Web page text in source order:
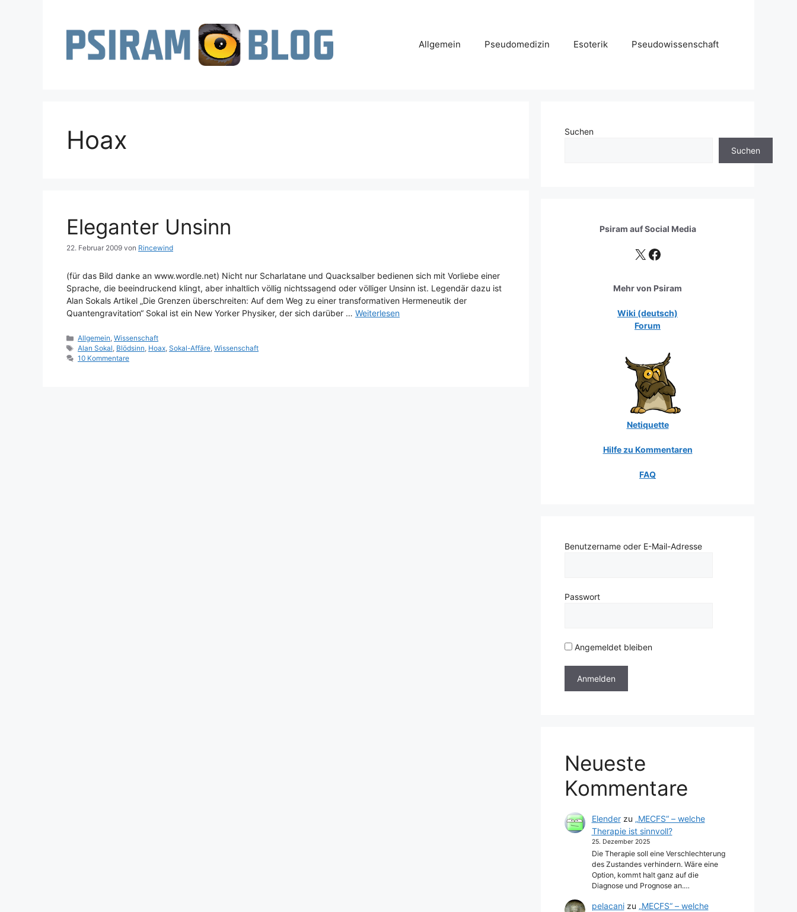
Allgemein Pseudomedizin Esoterik Pseudowissenschaft
Hoax
Eleganter Unsinn
22. Februar 2009 von Rincewind
(für das Bild danke an www.wordle.net) Nicht nur Scharlatane und Quacksalber bedienen sich mit Vorliebe einer
Sprache, die beeindruckend klingt, aber inhaltlich völlig nichtssagend oder völliger Unsinn ist. Legendär dazu ist
Alan Sokals Artikel „Die Grenzen überschreiten: Auf dem Weg zu einer transformativen Hermeneutik der
Quantengravitation“ Sokal ist ein New Yorker Physiker, der sich darüber … Weiterlesen
Kategorien
Allgemein,Wissenschaft
Schlagwörter
Alan Sokal, Blödsinn, Hoax,Sokal-Affäre,Wissenschaft
10 Kommentare
Suchen
Suchen
Psiram aufSocial Media
X Facebook
Mehr von Psiram
Wiki (deutsch)
Forum
Netiquette
Hilfe zu Kommentaren
FAQ
Benutzername oder E-Mail-Adresse
Passwort
Angemeldet bleiben
Neueste
Kommentare
Elenderzu „MECFS“ – welche
Therapie ist sinnvoll?
25. Dezember 2025
Die Therapie soll eine Verschlechterung
des Zustandes verhindern. Wäre eine
Option, kommt halt ganz auf die
Diagnose und Prognose an.…
pelacanizu „MECFS“ – welche